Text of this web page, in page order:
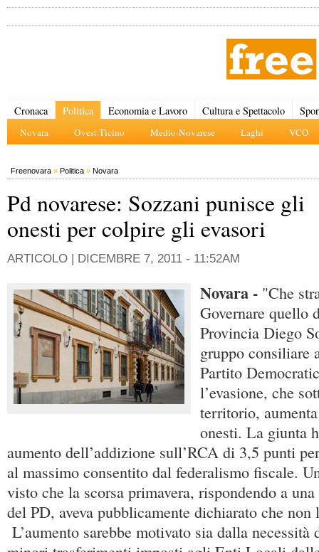
Cronaca Politica
Novara Ovest-Ticino Medio-Novarese Laghi VCO
Economia e Lavoro Cultura e Spettacolo
Freenovara » Politica » Novara
Pd novarese: Sozzani punisce gli
onesti per colpire gli evasori
ARTICOLO | DICEMBRE 7, 2011 - 11:52AM
Novara - "Che
Governare quello
Provincia Diego
gruppo consiliare
Partito
l’evasione, che
territorio,
onesti. La giunta
aumento dell’addizione sull’RCA di 3,5 punti
al massimo consentito dal federalismo fiscale.
visto che la scorsa primavera, rispondendo a
del PD, aveva pubblicamente dichiarato che non
L’aumento sarebbe motivato sia dalla necessità